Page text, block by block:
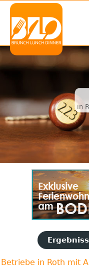
in
Betriebe in Roth mit